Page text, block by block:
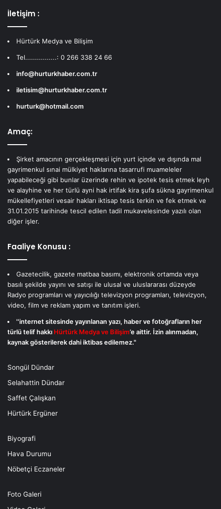
İletişim :
Hürtürk Medya ve Bilişim
Tel................: 0 266 338 24 66
info@hurturkhaber.com.tr
iletisim@hurturkhaber.com.tr
hurturk@hotmail.com
Amaç:
Şirket amacının gerçekleşmesi için yurt içinde ve dışında mal
gayrimenkul sınai mülkiyet haklarına tasarrufi muameleler
yapabileceği gibi bunlar üzerinde rehin ve ipotek tesis etmek leyh
ve alayhine ve her türlü ayni hak irtifak kira şufa sükna gayrimenkul
mükellefiyetleri vesair hakları iktisap tesis terkin ve fek etmek ve
31.01.2015 tarihinde tescil edilen tadil mukavelesinde yazılı olan
diğer işler.
Faaliye Konusu :
Gazetecilik, gazete matbaa basımı, elektronik ortamda veya
basılı şekilde yayını ve satışı ile ulusal ve uluslararası düzeyde
Radyo programları ve yayıcılığı televizyon programları, televizyon,
video, film ve reklam yapım ve tanıtım işleri.
''internet sitesinde yayınlanan yazı, haber ve fotoğrafların her
türlü telif hakkı Hürtürk Medya ve Bilişim’e aittir. İzin alınmadan,
kaynak gösterilerek dahi iktibas edilemez."
Songül Dündar
Selahattin Dündar
Saffet Çalışkan
Hürtürk Ergüner
Biyografi
Hava Durumu
Nöbetçi Eczaneler
Foto Galeri